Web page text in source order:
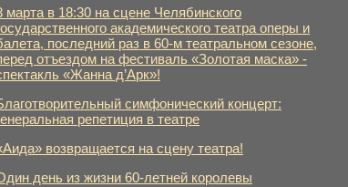
марта в 18:30 на сцене Челябинского
академического театра оперы и
последний раз в 60-м театральном сезоне,
отъездом на фестиваль «Золотая маска» -
«Жанна д’Арк»!
симфонический концерт:
репетиция в театре
возвращается на сцену театра!
день из жизни 60-летней королевы